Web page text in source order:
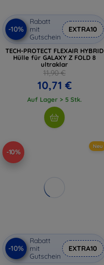
-10%
Rabatt
mit
Gutschein
EXTRA10
TECH-PROTECT FLEXAIR HYBRID
Hülle für GALAXY Z FOLD 8
ultraklar
11,90 €
10,71 €
Auf Lager > 5 Stk.
-10%
Neu
-10%
Rabatt
mit
Gutschein
EXTRA10